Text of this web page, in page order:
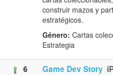
construir mazos y
estratégicos.
Género: Cartas
Estrategia
6 Game Dev Story